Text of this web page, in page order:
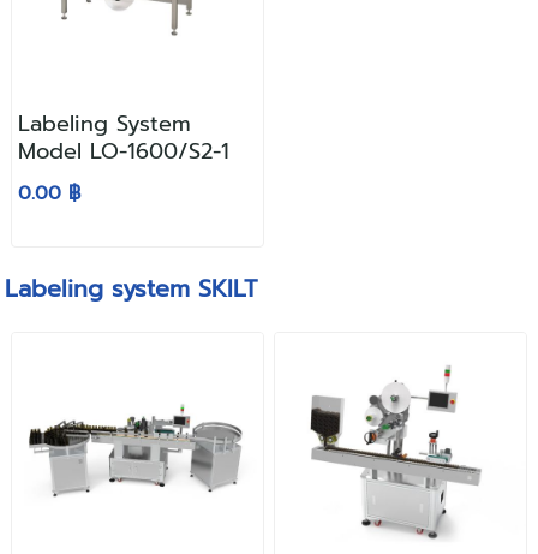
Labeling System
Model LO-1600/S2-1
0.00 ฿
Labeling system SKILT